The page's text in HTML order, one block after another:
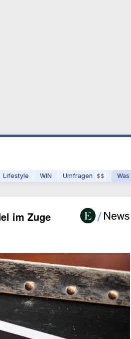
Lifestyle WIN Umfragen $$
im Zuge